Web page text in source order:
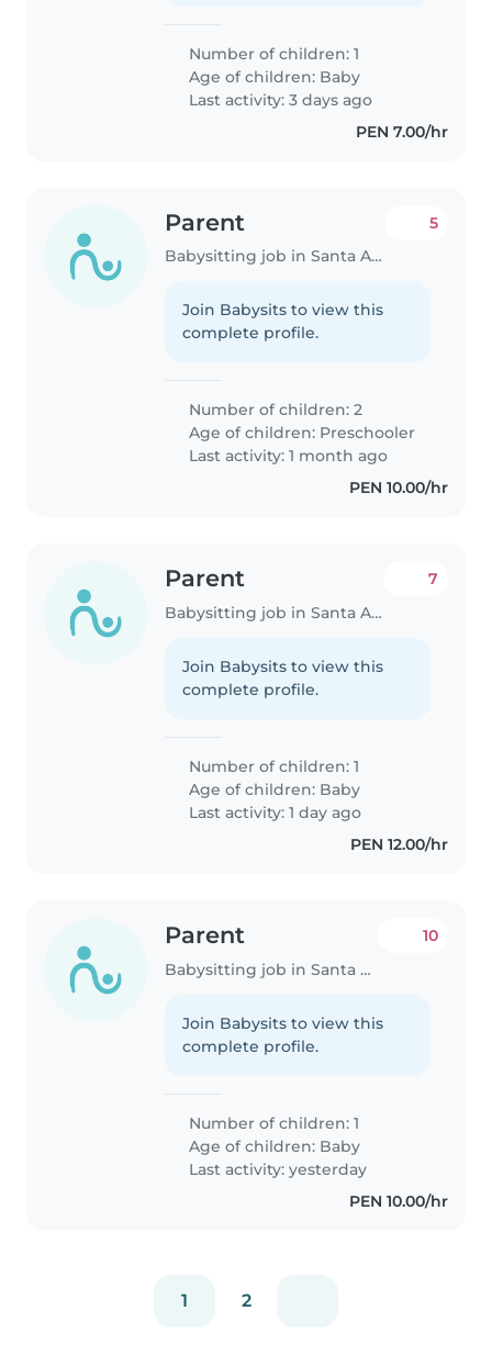
Number of children: 1
Age of children: Baby
Last activity: 3 days ago
PEN 7.00/hr
Parent
Babysitting job in Santa Anita - Los Ficus
5
Join Babysits to view this
complete profile.
Number of children: 2
Age of children: Preschooler
Last activity: 1 month ago
PEN 10.00/hr
Parent
Babysitting job in Santa Anita - Los Ficus
7
Join Babysits to view this
complete profile.
Number of children: 1
Age of children: Baby
Last activity: 1 day ago
PEN 12.00/hr
Parent
Babysitting job in Santa Anita - Los Ficus
10
Join Babysits to view this
complete profile.
Number of children: 1
Age of children: Baby
Last activity: yesterday
PEN 10.00/hr
1 2